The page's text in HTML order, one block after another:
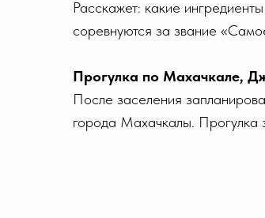
Расскажет: какие
соревнуются за звание
Прогулка по Махачкале,
После заселения
города Махачкалы. Прогулка